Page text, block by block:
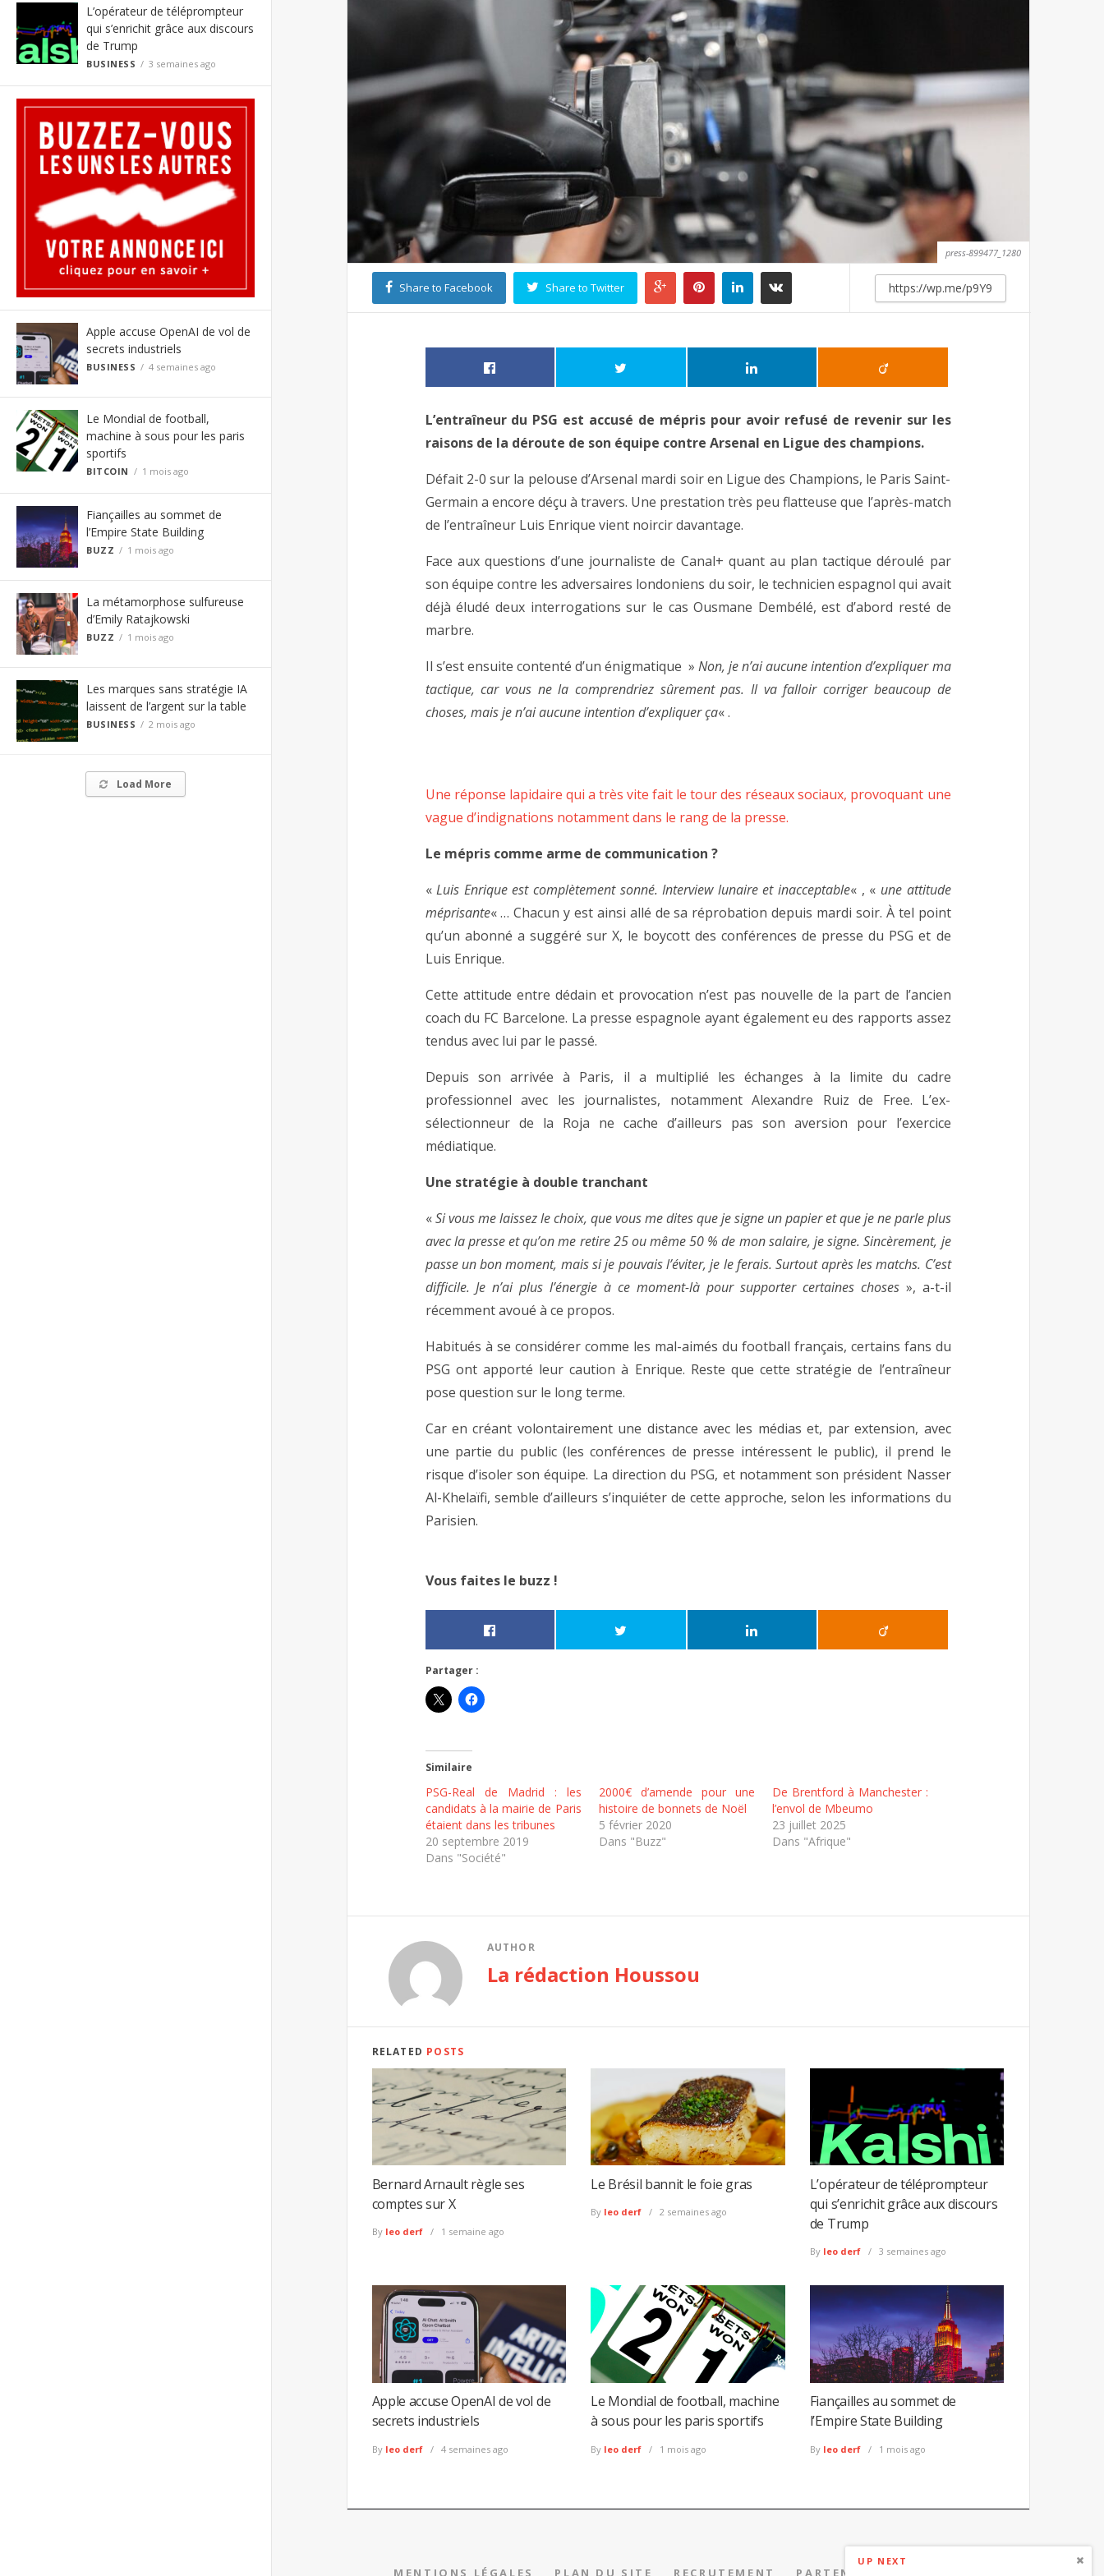
L’opérateur de téléprompteur
qui s’enrichit grâce aux discours
de Trump
BUSINESS 3 semaines ago
Apple accuse OpenAI de vol de
secrets industriels
BUSINESS 4 semaines ago
Le Mondial de football,
machine à sous pour les paris
sportifs
BITCOIN 1 mois ago
Fiançailles au sommet de
l’Empire State Building
BUZZ 1 mois ago
La métamorphose sulfureuse
d’Emily Ratajkowski
BUZZ 1 mois ago
Les marques sans stratégie IA
laissent de l’argent sur la table
BUSINESS 2 mois ago
Load More
press-899477_1280
Share to Facebook Share to Twitter
L’entraîneur du PSG est accusé de mépris pour avoir refusé de revenir sur les
raisons de la déroute de son équipe contre Arsenal en Ligue des champions.
Défait 2-0 sur la pelouse d’Arsenal mardi soir en Ligue des Champions, le Paris Saint-
Germain a encore déçu à travers. Une prestation très peu flatteuse que l’après-match
de l’entraîneur Luis Enrique vient noircir davantage.
Face aux questions d’une journaliste de Canal+ quant au plan tactique déroulé par
son équipe contre les adversaires londoniens du soir, le technicien espagnol qui avait
déjà éludé deux interrogations sur le cas Ousmane Dembélé, est d’abord resté de
marbre.
Il s’est ensuite contenté d’un énigmatique »Non, je n’ai aucune intention d’expliquer ma
tactique, car vous ne la comprendriez sûrement pas. Il va falloir corriger beaucoup de
choses, mais je n’ai aucune intention d’expliquer ça« .
Une réponse lapidaire qui a très vite fait le tour des réseaux sociaux, provoquant une
vague d’indignations notamment dans le rang de la presse.
Le mépris comme arme de communication ?
«Luis Enrique est complètement sonné. Interview lunaire et inacceptable« , « une attitude
méprisante« … Chacun y est ainsi allé de sa réprobation depuis mardi soir. À tel point
qu’un abonné a suggéré sur X, le boycott des conférences de presse du PSG et de
Luis Enrique.
Cette attitude entre dédain et provocation n’est pas nouvelle de la part de l’ancien
coach du FC Barcelone. La presse espagnole ayant également eu des rapports assez
tendus avec lui par le passé.
Depuis son arrivée à Paris, il a multiplié les échanges à la limite du cadre
professionnel avec les journalistes, notamment Alexandre Ruiz de Free. L’ex-
sélectionneur de la Roja ne cache d’ailleurs pas son aversion pour l’exercice
médiatique.
Une stratégie à double tranchant
«Si vous me laissez le choix, que vous me dites que je signe un papier et que je ne parle plus
avec la presse et qu’on me retire 25 ou même 50 % de mon salaire, je signe. Sincèrement, je
passe un bon moment, mais si je pouvais l’éviter, je le ferais. Surtout après les matchs. C’est
difficile. Je n’ai plus l’énergie à ce moment-là pour supporter certaines choses», a-t-il
récemment avoué à ce propos.
Habitués à se considérer comme les mal-aimés du football français, certains fans du
PSG ont apporté leur caution à Enrique. Reste que cette stratégie de l’entraîneur
pose question sur le long terme.
Car en créant volontairement une distance avec les médias et, par extension, avec
une partie du public (les conférences de presse intéressent le public), il prend le
risque d’isoler son équipe. La direction du PSG, et notamment son président Nasser
Al-Khelaïfi, semble d’ailleurs s’inquiéter de cette approche, selon les informations du
Parisien.
Vous faites le buzz !
Partager :
Similaire
PSG-Real de Madrid : les
candidats à la mairie de Paris
étaient dans les tribunes
20 septembre 2019
Dans "Société"
2000€ d’amende pour une
histoire de bonnets de Noël
5 février 2020
Dans "Buzz"
De Brentford à Manchester :
l’envol de Mbeumo
23 juillet 2025
Dans "Afrique"
AUTHOR
La rédaction Houssou
UP NEXT
RELATED POSTS
Bernard Arnault règle ses
comptes sur X
By leo derf 1 semaine ago
Le Brésil bannit le foie gras
By leo derf 2 semaines ago
L’opérateur de téléprompteur
qui s’enrichit grâce aux discours
de Trump
By leo derf 3 semaines ago
Apple accuse OpenAI de vol de
secrets industriels
By leo derf 4 semaines ago
Le Mondial de football, machine
à sous pour les paris sportifs
By leo derf 1 mois ago
Fiançailles au sommet de
l’Empire State Building
By leo derf 1 mois ago
MENTIONS LÉGALES PLAN DU SITE RECRUTEMENT PARTENARIAT